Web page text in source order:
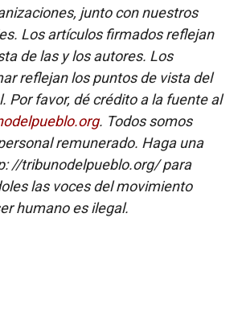
junto con nuestros
Los artículos firmados reflejan
de las y los autores. Los
reflejan los puntos de vista del
Por favor, dé crédito a la fuente al
. Todos somos
remunerado. Haga una
//tribunodelpueblo.org/ para
las voces del movimiento
humano es ilegal.